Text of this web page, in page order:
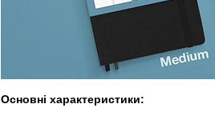
Основні характеристики: